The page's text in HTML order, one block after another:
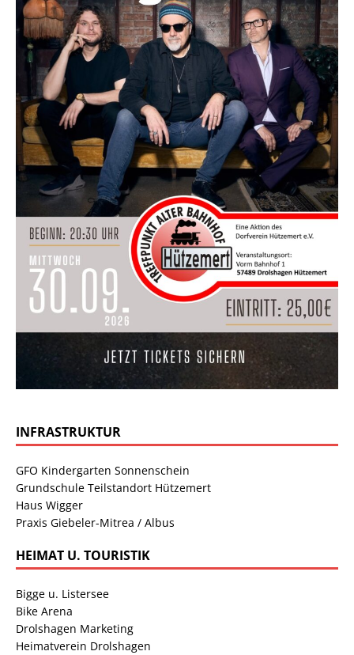
INFRASTRUKTUR
GFO Kindergarten Sonnenschein
Grundschule Teilstandort Hützemert
Haus Wigger
Praxis Giebeler-Mitrea / Albus
HEIMAT U. TOURISTIK
Bigge u. Listersee
Bike Arena
Drolshagen Marketing
Heimatverein Drolshagen